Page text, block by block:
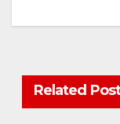
Related Post